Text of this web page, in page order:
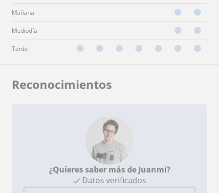
Mañana
Mediodía
Tarde
Reconocimientos
¿Quieres saber más de Juanmi?
Datos verificados